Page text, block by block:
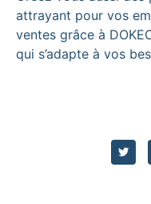
attrayant pour vos
ventes grâce à
qui s’adapte à vos